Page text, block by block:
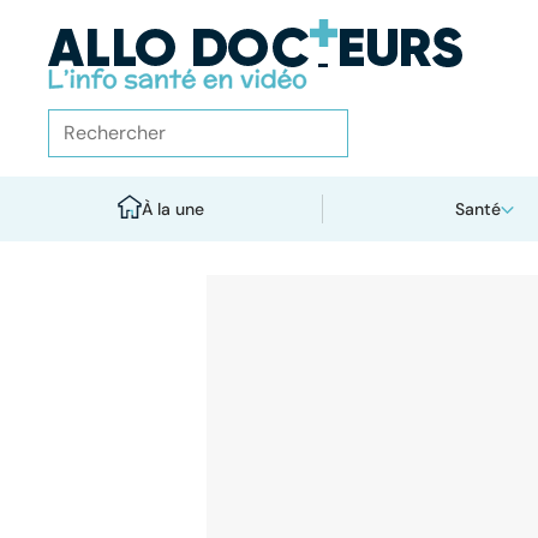
À la une Santé